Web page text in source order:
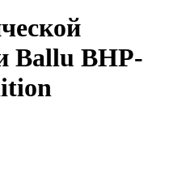
Ballu BHP-